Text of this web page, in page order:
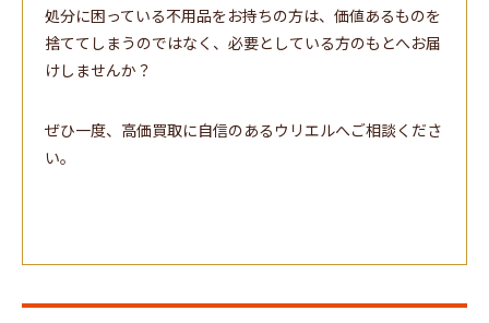
処分に困っている不用品をお持ちの方は、価値あるものを
捨ててしまうのではなく、必要としている方のもとへお届
けしませんか？
ぜひ一度、高価買取に自信のあるウリエルへご相談くださ
い。